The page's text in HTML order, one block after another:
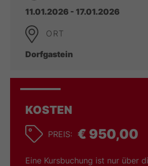
11.01.2026 - 17.01.2026
ORT
Dorfgastein
KOSTEN
PREIS: € 950,00
Eine Kursbuchung ist nur über